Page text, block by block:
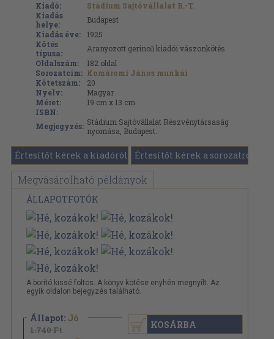
Kiadó:
Stádium Sajtóvállalat R.-T.
Kiadás
helye:
Budapest
Kiadás éve:
1925
Kötés
típusa:
Aranyozott gerincű kiadói vászonkötés
Oldalszám:
182 oldal
Sorozatcím: Komáromi János munkái
Kötetszám:
20
Nyelv:
Magyar
Méret:
19 cm x 13 cm
ISBN:
Megjegyzés: Stádium Sajtóvállalat Részvénytársaság
nyomása, Budapest.
Értesítőt kérek a kiadóról Értesítőt kérek a sorozatról
Megvásárolható példányok
ÁLLAPOTFOTÓK
A borító kissé foltos. A könyv kötése enyhén megnyílt. Az
egyik oldalon bejegyzés található.
Állapot: Jó
1.740 Ft KOSÁRBA